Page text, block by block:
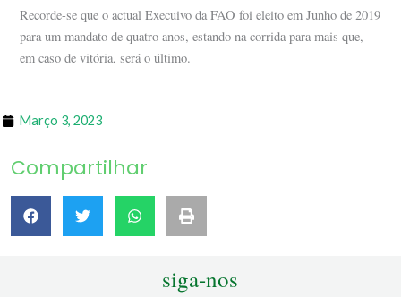
Recorde-se que o actual Execuivo da FAO foi eleito em Junho de 2019
para um mandato de quatro anos, estando na corrida para mais que,
em caso de vitória, será o último.
Março 3, 2023
Compartilhar
siga-nos